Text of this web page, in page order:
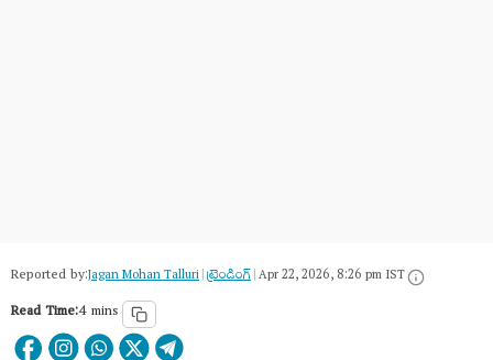
Reported by:Jagan Mohan Talluri|ట్రెండింగ్|Apr 22, 2026, 8:26 pm IST
Read Time:4 mins